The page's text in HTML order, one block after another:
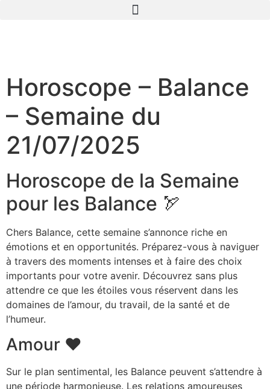
Horoscope – Balance
– Semaine du
21/07/2025
Horoscope de la Semaine
pour les Balance 🏹
Chers Balance, cette semaine s’annonce riche en
émotions et en opportunités. Préparez-vous à naviguer
à travers des moments intenses et à faire des choix
importants pour votre avenir. Découvrez sans plus
attendre ce que les étoiles vous réservent dans les
domaines de l’amour, du travail, de la santé et de
l’humeur.
Amour ❤️
Sur le plan sentimental, les Balance peuvent s’attendre à
une période harmonieuse. Les relations amoureuses